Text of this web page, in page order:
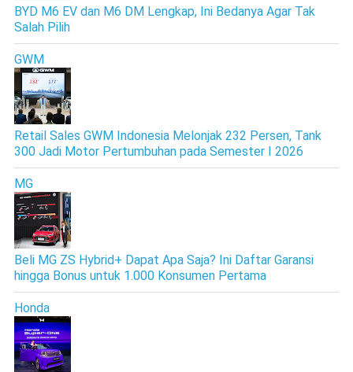
BYD M6 EV dan M6 DM Lengkap, Ini Bedanya Agar Tak
Salah Pilih
GWM
Retail Sales GWM Indonesia Melonjak 232 Persen, Tank
300 Jadi Motor Pertumbuhan pada Semester I 2026
MG
Beli MG ZS Hybrid+ Dapat Apa Saja? Ini Daftar Garansi
hingga Bonus untuk 1.000 Konsumen Pertama
Honda